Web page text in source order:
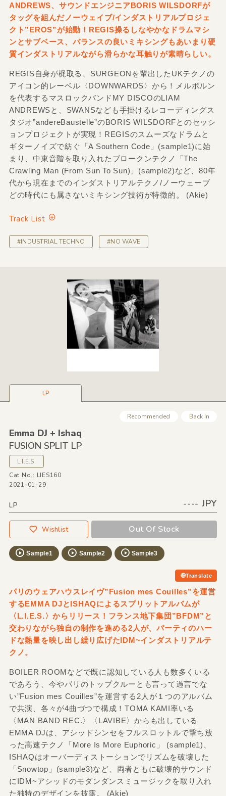
ANDREWS、サウンドエンジニアBORIS WILSDORFが
タッグを組んだノーウェイブ/インダストリアルプロジェ
クト”EROS”が始動！REGIS操るしなやかなドラムマシ
ンとサブベース、バランスの良いミキシングもあいまり硬
質インダストリアルながら滑らかな耳触りが素晴らしい。
REGIS自身が梶取る、SURGEONを輩出したUKテクノの
アイコン的レーベル〈DOWNWARDS〉から！メルボルン
を代表するマスロックバンドMY DISCOのLIAM
ANDREWSと、SWANSなども手掛けるレコーディングス
タジオ”andereBaustelle”のBORIS WILSDORFとのセッシ
ョンプロジェクトが実現！REGISのスムーズなドラムと
ギターノイズで紡ぐ「A Southern Code」(sample1)に始
まり、中東音階を取り入れたブロークンテクノ「The
Crawling Man (From Sun To Sun)」(sample2)など、80年
代から現在までのインダストリアルテクノ/ノーウェーブ
どの時代にも属さないミキシング技術が特徴的。 (Akie)
Track List
#INDUSTRIAL TECHNO #NO WAVE
LP
Recommended Back In
Emma DJ + Ishaq
FUSION SPLIT LP
L.I.E.S.
Cat No.: LIES160
2021-01-29
LP ---- JPY
Wishlist Out Of Stock
Sample1 Sample2 Sample3
Translate
パリのウェアハウスレイヴ”Fusion mes Couilles”を運営
するEMMA DJとISHAQによるスプリットアルバムが
〈L.I.E.S.〉からリリース！フランス地下集団”BFDM”と
交わりながら独自の制作を進める2人が、パーティのハー
ドな熱量を映し出し繰り広げたIDM~インダストリアルテ
クノ。
BOILER ROOMなどで既に認知している人も数多くいる
であろう、今やパリのトップクルーとも言って過言でな
い”Fusion mes Couilles”を運営する2人が１つのアルバム
で共演、各々が4曲づつで構成！TOMA KAMI率いる
〈MAN BAND REC.〉〈LAVIBE〉からも出している
EMMA DJは、アシッドシンセをフルスロットルで撃ち放
った高速テクノ「More Is More Euphoric」 (sample1)、
ISHAQはオーバーディストーションでリズムを破壊した
「Snowtop」(sample3)など、両者ともに破壊的サウンド
にIDM~アシッドのモダンダンスミュージックを取り入れ
た独特のデザインを披露。 (Akie)